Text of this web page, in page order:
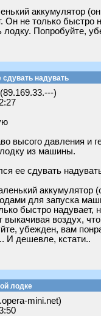
аккумулятор
Он не только быстро
лодку. Попробуйте,
сдувать надувать
(89.169.33.---)
высого давления и
из машины.
ее сдувать
аккумулятор
для запуска
быстро надувает,
воздух,
убежден, вам
И дешевле, кстати..
лодке
mini.net)